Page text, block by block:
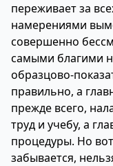
переживает за
намерениями
совершенно
самыми благими
образцово-
правильно, а
прежде всего,
труд и учебу, а
процедуры. Но
забывается,